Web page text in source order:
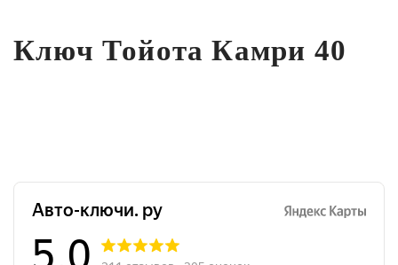
Ключ Тойота Камри 40